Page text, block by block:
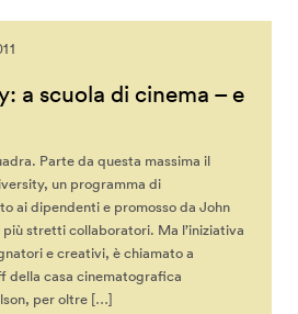
a scuola di cinema – e
Parte da questa massima il
un programma di
ai dipendenti e promosso da John
più stretti collaboratori. Ma l’iniziativa
e creativi, è chiamato a
della casa cinematografica
per oltre […]